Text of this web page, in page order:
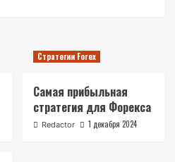
Стратегии Forex
Самая прибыльная
стратегия для Форекса
Redactor
1 декабря 2024